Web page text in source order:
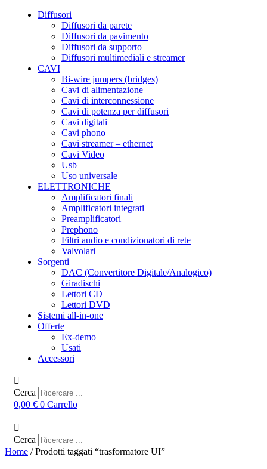
Diffusori
Diffusori da parete
Diffusori da pavimento
Diffusori da supporto
Diffusori multimediali e streamer
CAVI
Bi-wire jumpers (bridges)
Cavi di alimentazione
Cavi di interconnessione
Cavi di potenza per diffusori
Cavi digitali
Cavi phono
Cavi streamer – ethernet
Cavi Video
Usb
Uso universale
ELETTRONICHE
Amplificatori finali
Amplificatori integrati
Preamplificatori
Prephono
Filtri audio e condizionatori di rete
Valvolari
Sorgenti
DAC (Convertitore Digitale/Analogico)
Giradischi
Lettori CD
Lettori DVD
Sistemi all-in-one
Offerte
Ex-demo
Usati
Accessori
Cerca
0,00 € 0 Carrello
Cerca
Home / Prodotti taggati “trasformatore UI”